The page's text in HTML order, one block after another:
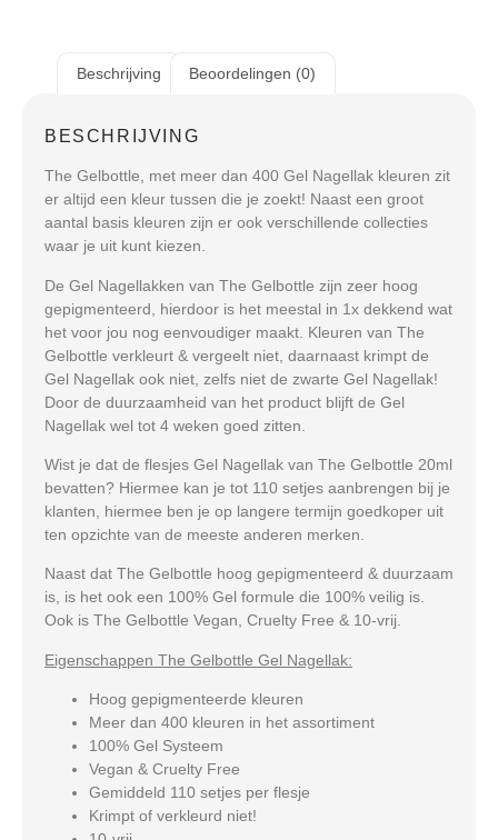
Beschrijving Beoordelingen (0)
BESCHRIJVING
The Gelbottle, met meer dan 400 Gel Nagellak kleuren zit
er altijd een kleur tussen die je zoekt! Naast een groot
aantal basis kleuren zijn er ook verschillende collecties
waar je uit kunt kiezen.
De Gel Nagellakken van The Gelbottle zijn zeer hoog
gepigmenteerd, hierdoor is het meestal in 1x dekkend wat
het voor jou nog eenvoudiger maakt. Kleuren van The
Gelbottle verkleurt & vergeelt niet, daarnaast krimpt de
Gel Nagellak ook niet, zelfs niet de zwarte Gel Nagellak!
Door de duurzaamheid van het product blijft de Gel
Nagellak wel tot 4 weken goed zitten.
Wist je dat de flesjes Gel Nagellak van The Gelbottle 20ml
bevatten? Hiermee kan je tot 110 setjes aanbrengen bij je
klanten, hiermee ben je op langere termijn goedkoper uit
ten opzichte van de meeste anderen merken.
Naast dat The Gelbottle hoog gepigmenteerd & duurzaam
is, is het ook een 100% Gel formule die 100% veilig is.
Ook is The Gelbottle Vegan, Cruelty Free & 10-vrij.
Eigenschappen The Gelbottle Gel Nagellak:
Hoog gepigmenteerde kleuren
Meer dan 400 kleuren in het assortiment
100% Gel Systeem
Vegan & Cruelty Free
Gemiddeld 110 setjes per flesje
Krimpt of verkleurd niet!